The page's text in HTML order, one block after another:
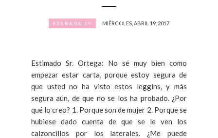
#ZARADAILY MIÉRCOLES, ABRIL 19, 2017
Estimado Sr. Ortega: No sé muy bien como
empezar estar carta, porque estoy segura de
que usted no ha visto estos leggins, y más
segura aún, de que no se los ha probado. ¿Por
qué lo creo? 1. Porque son de mujer 2. Porque se
hubiese dado cuenta de que se le ven los
calzoncillos por los laterales. ¿Me puede